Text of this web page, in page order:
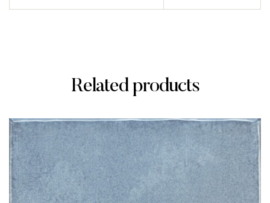
Related products